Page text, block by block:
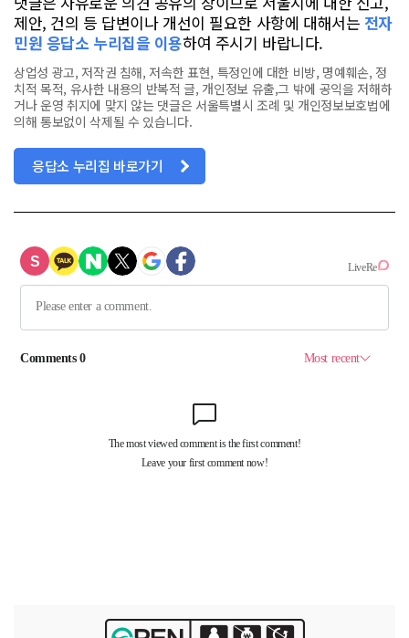
제안, 건의 등 답변이나 개선이 필요한 사항에 대해서는 전자
민원 응답소 누리집을 이용하여 주시기 바랍니다.
상업성 광고, 저작권 침해, 저속한 표현, 특정인에 대한 비방, 명예훼손, 정
치적 목적, 유사한 내용의 반복적 글, 개인정보 유출,그 밖에 공익을 저해하
거나 운영 취지에 맞지 않는 댓글은 서울특별시 조례 및 개인정보보호법에
의해 통보없이 삭제될 수 있습니다.
응답소 누리집 바로가기